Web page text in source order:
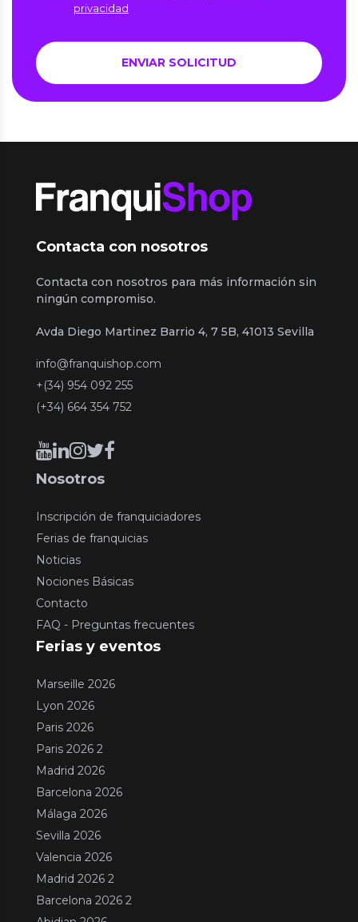
privacidad
Contacta con nosotros
Contacta con nosotros para más información sin
ningún compromiso.
Avda Diego Martinez Barrio 4, 7 5B, 41013 Sevilla
info@franquishop.com
+(34) 954 092 255
(+34) 664 354 752
Nosotros
Inscripción de franquiciadores
Ferias de franquicias
Noticias
Nociones Básicas
Contacto
FAQ - Preguntas frecuentes
Ferias y eventos
Marseille 2026
Lyon 2026
Paris 2026
Paris 2026 2
Madrid 2026
Barcelona 2026
Málaga 2026
Sevilla 2026
Valencia 2026
Madrid 2026 2
Barcelona 2026 2